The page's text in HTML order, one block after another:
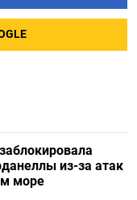
из-за атак
море